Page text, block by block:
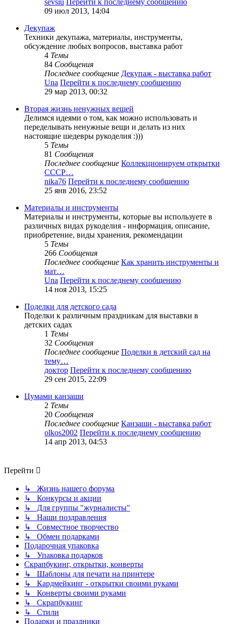
sevsiu Перейти к последнему сообщению
09 июл 2013, 14:04
Декупаж
Техники декупажа, материалы, инструменты,
обсуждение любых вопросов, выставка работ
4 Темы
84 Сообщения
Последнее сообщение Декупаж - выставка работ
Una Перейти к последнему сообщению
29 мар 2013, 00:32
Вторая жизнь ненужных вещей
Делимся идеями о том, как можно использовать и
переделывать ненужные вещи и делать из них
настоящие шедевры рукоделия :)))
5 Темы
81 Сообщения
Последнее сообщение Коллекционируем открытки
СССР…
nika76 Перейти к последнему сообщению
25 янв 2016, 23:52
Материалы и инструменты
Материалы и инструменты, которые вы используете в
различных видах рукоделия - информация, описание,
приобретение, виды хранения, рекомендации
5 Темы
266 Сообщения
Последнее сообщение Как хранить инструменты и
мат…
Una Перейти к последнему сообщению
14 ноя 2013, 15:25
Поделки для детского сада
Поделки к различным праздникам для выставки в
детских садах
1 Темы
32 Сообщения
Последнее сообщение Поделки в детский сад на
тему…
доктор Перейти к последнему сообщению
29 сен 2015, 22:09
Цумами канзаши
2 Темы
20 Сообщения
Последнее сообщение Канзаши - выставка работ
olkos2002 Перейти к последнему сообщению
14 апр 2013, 04:53
Перейти
↳ Жизнь нашего форума
↳ Конкурсы и акции
↳ Для группы "журналисты"
↳ Наши поздравления
↳ Совместное творчество
↳ Обмен подарками
Подарочная упаковка
↳ Упаковка подарков
Скрапбукинг, открытки, конверты
↳ Шаблоны для печати на принтере
↳ Кардмейкинг - открытки своими руками
↳ Конверты своими руками
↳ Скрапбукинг
↳ Стили
Подарки и праздники